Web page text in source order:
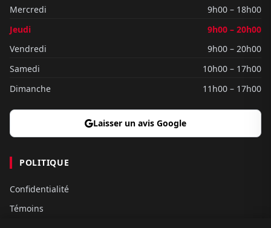
Mercredi
9h00 – 18h00
Jeudi
9h00 – 20h00
Vendredi
9h00 – 20h00
Samedi
10h00 – 17h00
Dimanche
11h00 – 17h00
Laisser un avis Google
POLITIQUE
Confidentialité
Témoins